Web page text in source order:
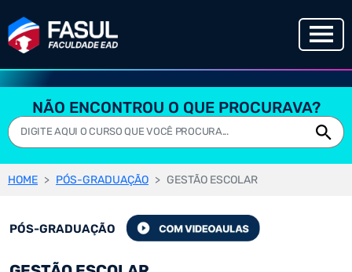
NÃO ENCONTROU O QUE PROCURAVA?
HOME PÓS-GRADUAÇÃO GESTÃO ESCOLAR
PÓS-GRADUAÇÃO